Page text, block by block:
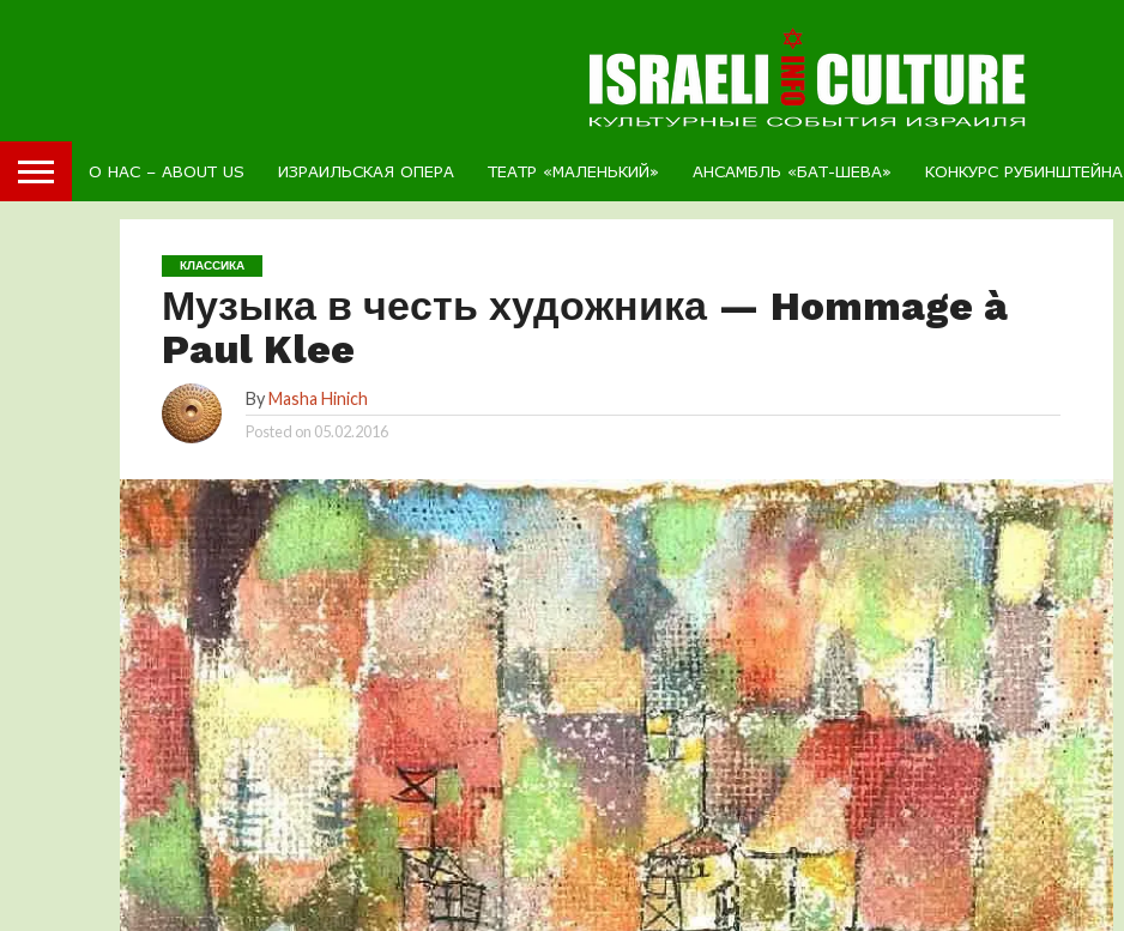
О НАС – ABOUT US ИЗРАИЛЬСКАЯ ОПЕРА ТЕАТР «МАЛЕНЬКИЙ» АНСАМБЛЬ «БАТ-ШЕВА» КОНКУРС РУБИНШТЕЙНА
КЛАССИКА
Музыка в честь художника — Hommage à
Paul Klee
ByMasha Hinich
Posted on 05.02.2016